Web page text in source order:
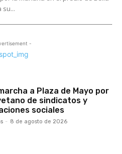
su...
-
a Plaza de Mayo por
de sindicatos y
sociales
- 8 de agosto de 2026